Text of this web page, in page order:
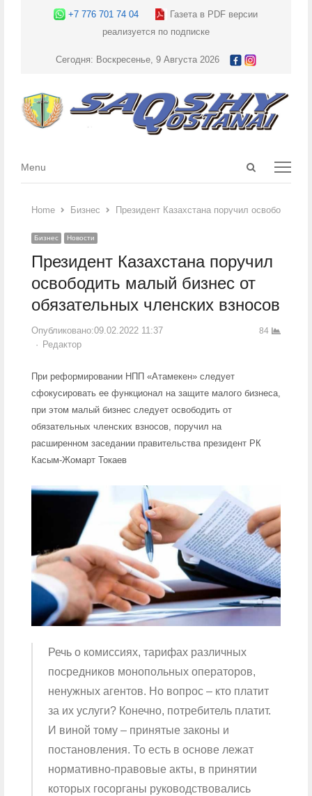
+7 776 701 74 04
Газета в PDF версии
реализуется по подписке
Сегодня: Воскресенье, 9 Августа 2026
Open
Menu
Menu
Home Бизнес Президент Казахстана поручил освободить
Бизнес Новости
Президент Казахстана поручил
освободить малый бизнес от
обязательных членских взносов
Опубликовано:09.02.2022 11:37
Author
Редактор
84
При реформировании НПП «Атамекен» следует
сфокусировать ее функционал на защите малого бизнеса,
при этом малый бизнес следует освободить от
обязательных членских взносов, поручил на
расширенном заседании правительства президент РК
Касым-Жомарт Токаев
Речь о комиссиях, тарифах различных
посредников монопольных операторов,
ненужных агентов. Но вопрос – кто платит
за их услуги? Конечно, потребитель платит.
И виной тому – принятые законы и
постановления. То есть в основе лежат
нормативно-правовые акты, в принятии
которых госорганы руководствовались